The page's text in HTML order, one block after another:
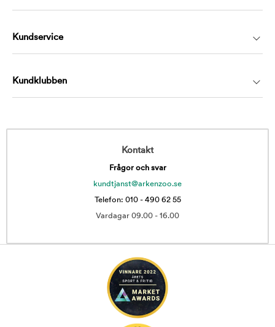
Kundservice
Kundklubben
Kontakt
Frågor och svar
kundtjanst@arkenzoo.se
Telefon: 010 - 490 62 55
Vardagar 09.00 - 16.00